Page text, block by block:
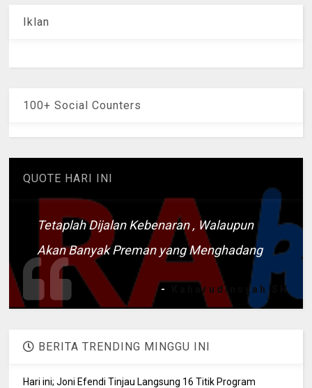
Iklan
100+ Social Counters
QUOTE HARI INI
Tetaplah Dijalan Kebenaran , Walaupun
Akan Banyak Preman yang Menghadang
- Kaharudinsyah SH
BERITA TRENDING MINGGU INI
Hari ini; Joni Efendi Tinjau Langsung 16 Titik Program